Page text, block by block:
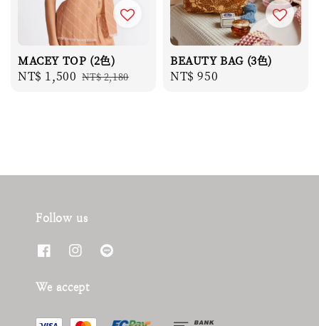
MACEY TOP (2色)
Sale
NT$ 1,500 Regular
NT$ 2,180
BEAUTY BAG (3色)
Regular
NT$ 950
Follow us
We accept